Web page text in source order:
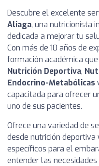
Descubre el excelente
Aliaga, una nutricionista
dedicada a mejorar tu
Con más de 10 años de
formación académica
Nutrición Deportiva,
Endocrino-Metabólicas
capacitada para ofrecer
uno de sus pacientes.
Ofrece una variedad de
desde nutrición
específicos para el
entender las